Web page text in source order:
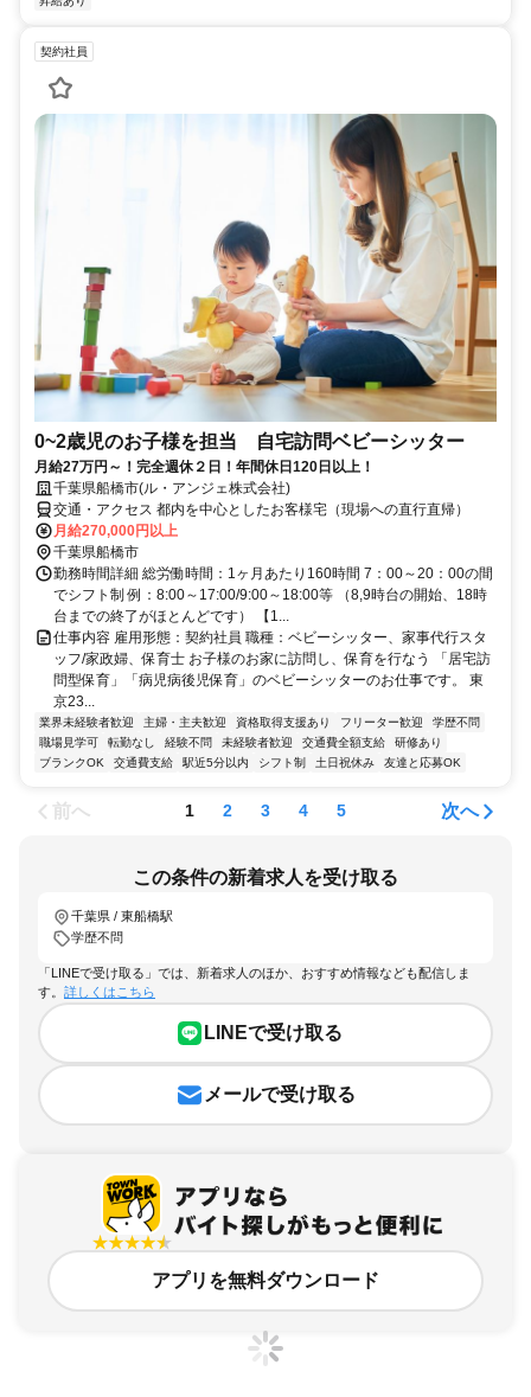
契約社員
0~2歳児のお子様を担当 自宅訪問ベビーシッター
月給27万円～！完全週休２日！年間休日120日以上！
千葉県船橋市(ル・アンジェ株式会社)
交通・アクセス 都内を中心としたお客様宅（現場への直行直帰）
月給270,000円以上
千葉県船橋市
勤務時間詳細 総労働時間：1ヶ月あたり160時間 7：00～20：00の間
でシフト制 例：8:00～17:00/9:00～18:00等 （8,9時台の開始、18時
台までの終了がほとんどです） 【1...
仕事内容 雇用形態：契約社員 職種：ベビーシッター、家事代行スタ
ッフ/家政婦、保育士 お子様のお家に訪問し、保育を行なう 「居宅訪
問型保育」「病児病後児保育」のベビーシッターのお仕事です。 東
京23...
業界未経験者歓迎 主婦・主夫歓迎 資格取得支援あり フリーター歓迎
学歴不問
職場見学可
転勤なし 経験不問 未経験者歓迎 交通費全額支給
研修あり
ブランクOK
交通費支給 駅近5分以内 シフト制 土日祝休み 友達と応募OK
前へ 1 2 3 4 5 次へ
この条件の新着求人を受け取る
千葉県 / 東船橋駅
学歴不問
「LINEで受け取る」では、新着求人のほか、おすすめ情報なども配信しま
す。 詳しくはこちら
LINEで受け取る
メールで受け取る
アプリを無料ダウンロード